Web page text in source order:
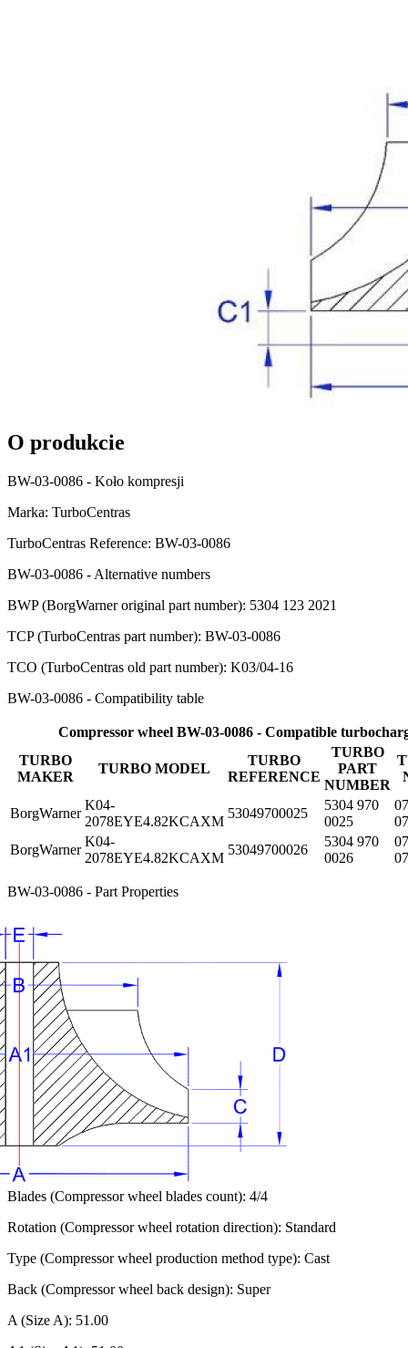
O produkcie
BW-03-0086 - Koło kompresji
Marka: TurboCentras
TurboCentras Reference: BW-03-0086
BW-03-0086 - Alternative numbers
BWP (BorgWarner original part number): 5304 123 2021
TCP (TurboCentras part number): BW-03-0086
TCO (TurboCentras old part number): K03/04-16
BW-03-0086 - Compatibility table
Compressor wheel BW-03-0086 - Compatible
TURBO
MAKER
TURBO MODEL
TURBO
REFERENCE
TURBO
PART
NUMBER
BorgWarner
K04-
2078EYE4.82KCAXM
53049700025
5304 970
0025
BorgWarner
K04-
2078EYE4.82KCAXM
53049700026
5304 970
0026
BW-03-0086 - Part Properties
Blades (Compressor wheel blades count): 4/4
Rotation (Compressor wheel rotation direction): Standard
Type (Compressor wheel production method type): Cast
Back (Compressor wheel back design): Super
A (Size A): 51.00